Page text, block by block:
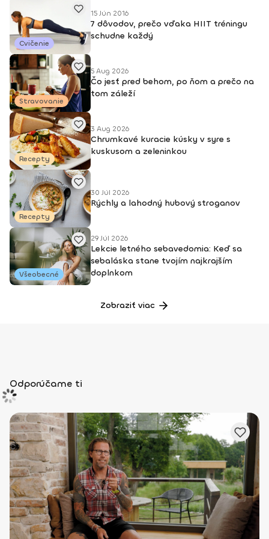
TRÉNER 3
Cvičenie
15 Jún 2016
7 dôvodov, prečo vďaka HIIT tréningu
schudne každý
Stravovanie
5 Aug 2026
Čo jesť pred behom, po ňom a prečo na
tom záleží
Recepty
3 Aug 2026
Chrumkavé kuracie kúsky v syre s
kuskusom a zeleninkou
Recepty
30 Júl 2026
Rýchly a lahodný hubový stroganov
Všeobecné
29 Júl 2026
Lekcie letného sebavedomia: Keď sa
sebaláska stane tvojím najkrajším
doplnkom
Zobraziť viac
Odporúčame ti